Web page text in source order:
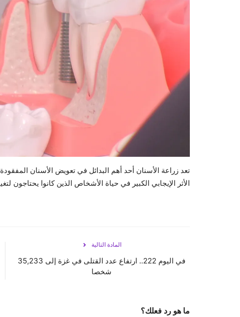
تعد زراعة الأسنان أحد أهم البدائل في تعويض الأسنان
الأثر الإيجابي الكبير في حياة الأشخاص الذين كانوا يحتاجون
المادة التالية
في اليوم 222.. ارتفاع عدد القتلى في غزة إلى 35,233
شخصا
ما هو رد فعلك؟